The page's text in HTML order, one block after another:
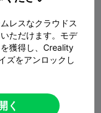
レスなクラウドス
ただけます。モデ
獲得し、Creality
ズをアンロックし
く